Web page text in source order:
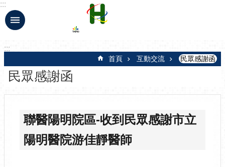
跳到主要內容區塊
:::
:::
首頁 互動交流 民眾感謝函
民眾感謝函
聯醫陽明院區-收到民眾感謝市立
陽明醫院游佳靜醫師